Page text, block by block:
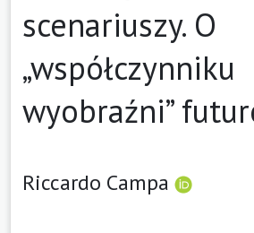
scenariuszy. O
„współczynniku
wyobraźni”
Riccardo Campa